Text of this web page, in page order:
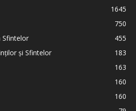
1645
750
Sfintelor
455
și Sfintelor
183
163
160
160